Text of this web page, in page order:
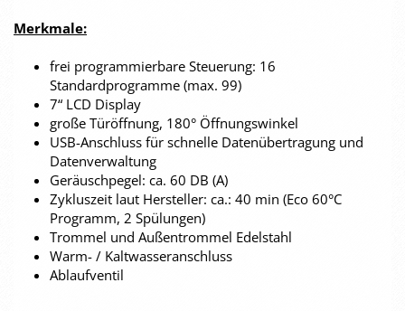
Merkmale:
frei programmierbare Steuerung: 16
Standardprogramme (max. 99)
7“ LCD Display
große Türöffnung, 180° Öffnungswinkel
USB-Anschluss für schnelle Datenübertragung und
Datenverwaltung
Geräuschpegel: ca. 60 DB (A)
Zykluszeit laut Hersteller: ca.: 40 min (Eco 60°C
Programm, 2 Spülungen)
Trommel und Außentrommel Edelstahl
Warm- / Kaltwasseranschluss
Ablaufventil